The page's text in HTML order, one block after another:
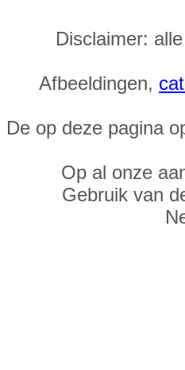
Disclaimer:
Afbeeldingen,
De op deze pagina
Op al onze
Gebruik van